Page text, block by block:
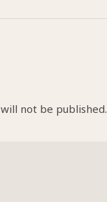
not be published.